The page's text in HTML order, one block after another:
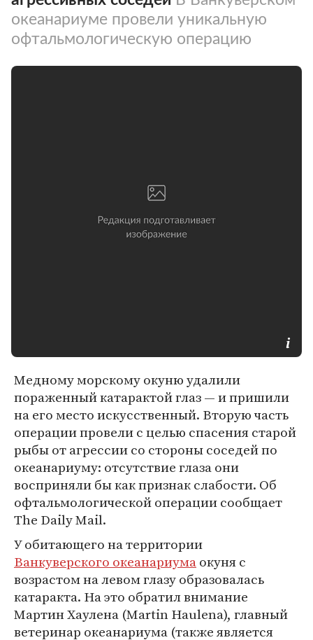
океанариуме провели уникальную
офтальмологическую операцию
Медному морскому окуню удалили
пораженный катарактой глаз — и пришили
на его место искусственный. Вторую часть
операции провели с целью спасения старой
рыбы от агрессии со стороны соседей по
океанариуму: отсутствие глаза они
восприняли бы как признак слабости. Об
офтальмологической операции сообщает
The Daily Mail.
У обитающего на территории
Ванкуверского океанариумаокуня с
возрастом на левом глазу образовалась
катаракта. На это обратил внимание
Мартин Хаулена (Martin Haulena), главный
ветеринар океанариума (также является